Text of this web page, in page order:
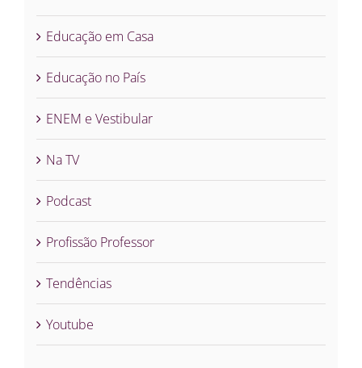
Educação em Casa
Educação no País
ENEM e Vestibular
Na TV
Podcast
Profissão Professor
Tendências
Youtube